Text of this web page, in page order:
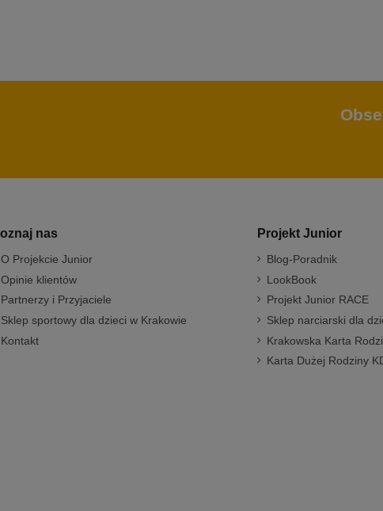
nas
O Projekcie Junior
Opinie klientów
Partnerzy i Przyjaciele
Sklep sportowy dla dzieci w Krakowie
Kontakt
Projekt Junior
Blog-Poradnik
LookBook
Projekt Junior RACE
Sklep narciarski dla
Krakowska Karta
Karta Dużej Rodziny